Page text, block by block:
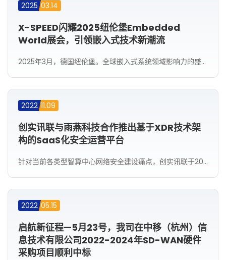
2025 03.14
X-SPEED闪耀2025纽伦堡Embedded
World展会，引领嵌入式技术新潮流
2025年3月，德国纽伦堡。全球嵌入式系统领域影响力的盛会——Embedded World展会如期而至。来自世界各地的企业齐聚一堂，共同展示嵌入式技术的新成果与未来趋势。
2022 11.09
创实讯联与雨燕科技合作推出基于XDR技术架
构的SaaS化安全运营平台
针对当前各类型智算中心网络安全建设痛点，创实讯联于2022年第三季度起与南京雨燕安全科技有限公司持续紧密合作，围绕英特尔旗下C3000和第三代XEON-D硬件平台，共同打造了基于XDR技术架构的SaaS化安全运营平台，提供“云地协同”的闭环安全服务的同时亦支持EASM/NDR/ITP/EDR等多种安全组件能力。
2022 05.15
启航新征程—5月23号，我司在中移（杭州）信
息技术有限公司2022-2024年SD-WAN硬件
采购项目顺利中标